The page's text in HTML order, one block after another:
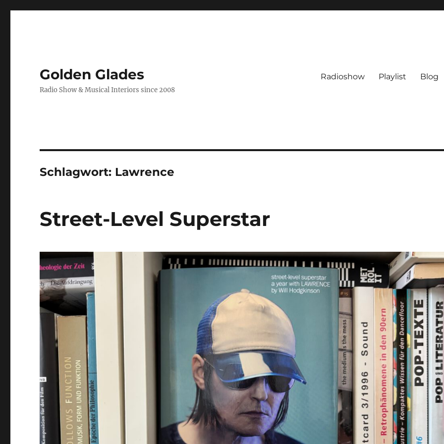
Golden Glades
Radio Show & Musical Interiors since 2008
Radioshow Playlist Blog
Schlagwort: Lawrence
Street-Level Superstar